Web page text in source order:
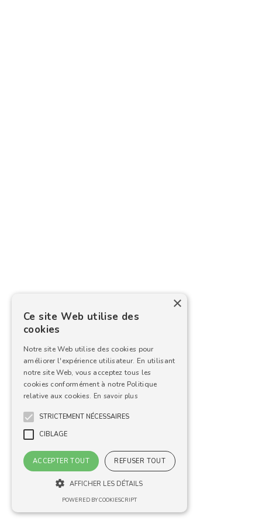
×
Ce site Web utilise des
cookies
Notre site Web utilise des cookies pour
améliorer l'expérience utilisateur. En utilisant
notre site Web, vous acceptez tous les
cookies conformément à notre Politique
relative aux cookies. En savoir plus
STRICTEMENT NÉCESSAIRES
CIBLAGE
ACCEPTER TOUT REFUSER TOUT
AFFICHER LES DÉTAILS
POWERED BY COOKIESCRIPT